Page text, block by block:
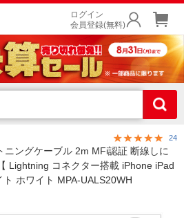
ログイン
会員登録(無料)
24
ニングケーブル 2m MFi認証 断線しに
Lightning コネクター搭載 iPhone iPad
ホワイト MPA-UALS20WH